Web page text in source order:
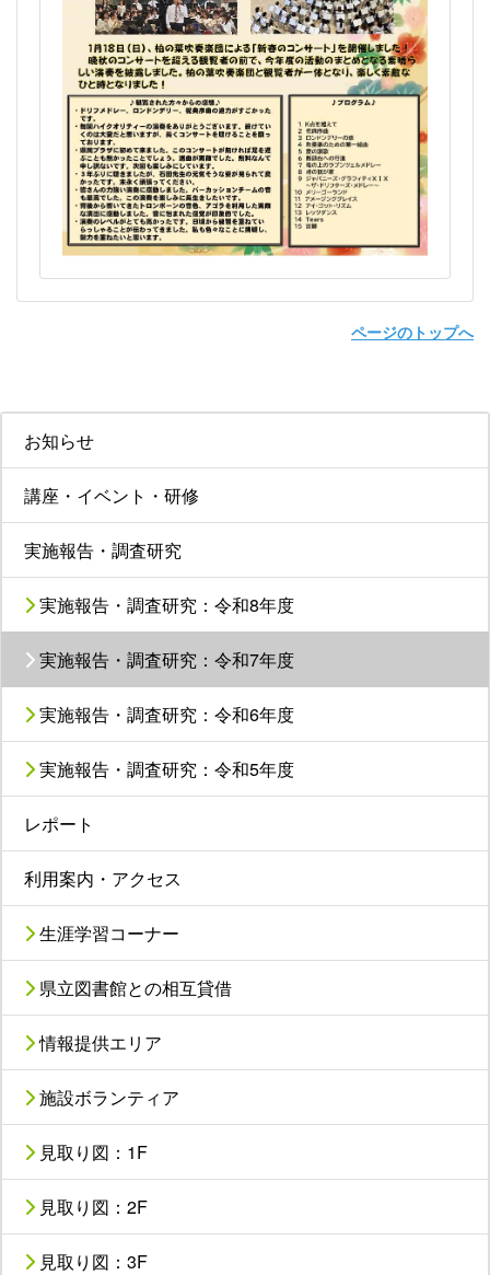
お知らせ
講座・イベント・研修
実施報告・調査研究
実施報告・調査研究：令和8年度
実施報告・調査研究：令和7年度
実施報告・調査研究：令和6年度
実施報告・調査研究：令和5年度
レポート
利用案内・アクセス
生涯学習コーナー
県立図書館との相互貸借
情報提供エリア
施設ボランティア
見取り図：1F
見取り図：2F
見取り図：3F
ページのトップへ